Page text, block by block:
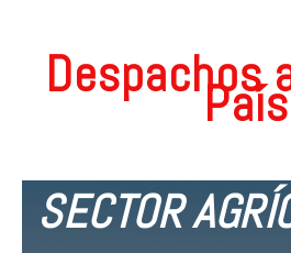
Despachos
País
SECTOR